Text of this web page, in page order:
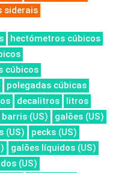
siderais
hectómetros cúbicos
cúbicos
polegadas cúbicas
decalitros
litros
barris (US)
galões (US)
(US)
pecks (US)
galões líquidos (US)
(US)